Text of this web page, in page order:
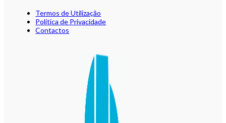
Termos de Utilização
Política de Privacidade
Contactos